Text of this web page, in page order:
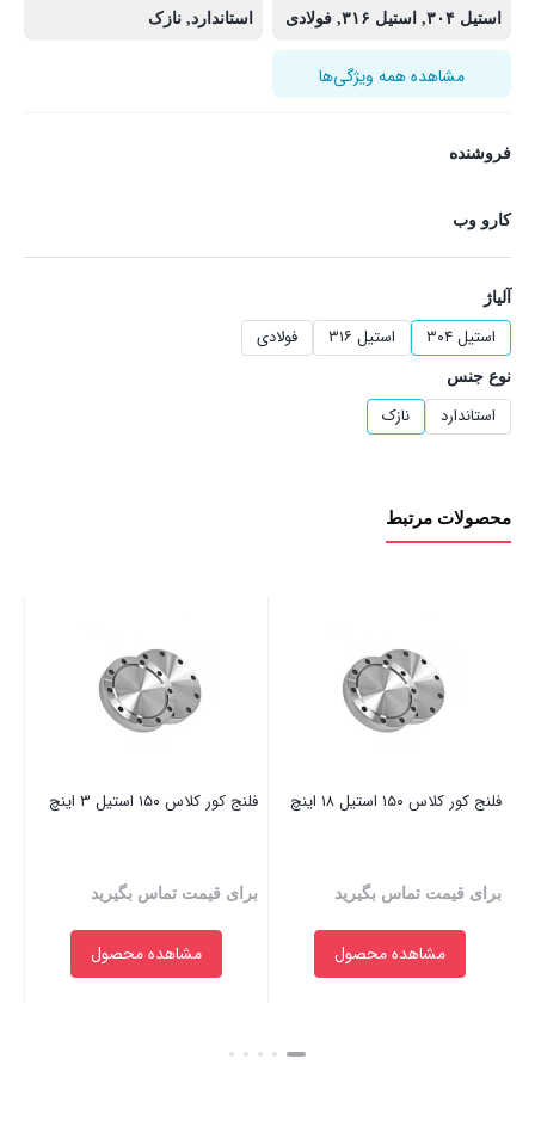
استیل ۳۰۴, استیل ۳۱۶, فولادی استاندارد, نازک
مشاهده همه ویژگی‌ها
فروشنده
کارو وب
آلیاژ
استیل ۳۰۴ استیل ۳۱۶ فولادی
نوع جنس
استاندارد نازک
محصولات مرتبط
فلنج کور کلاس ۱۵۰ استیل ۱۸ اینچ
برای قیمت تماس بگیرید
مشاهده محصول
فلنج کور کلاس ۱۵۰ استیل ۳ اینچ
برای قیمت تماس بگیرید
مشاهده محصول